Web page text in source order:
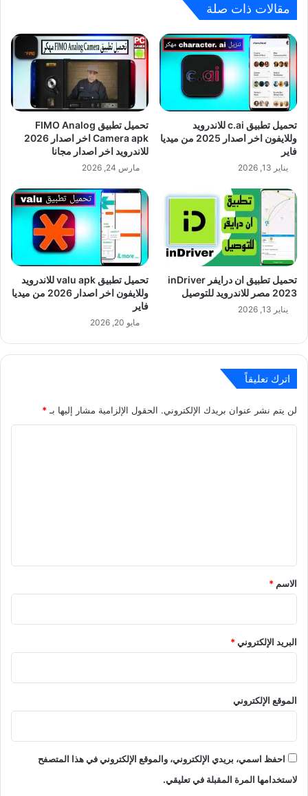
مقالات ذات صلة
تحميل تطبيق c.ai للاندرويد
وللايفون اخر اصدار 2025 من ميديا
فاير
يناير 13, 2026
تحميل تطبيق FIMO Analog
Camera apk اخر اصدار 2026
للاندرويد اخر اصدار مجانا
مارس 24, 2026
2023 مصر للاندرويد للتوصيل
يناير 13, 2026
تحميل تطبيق valu apk للاندرويد
وللايفون اخر اصدار 2026 من ميديا
فاير
مايو 20, 2026
اترك تعليقاً
لن يتم نشر عنوان بريدك الإلكتروني. الحقول الإلزامية مشار إليها بـ *
*
الاسم *
البريد الإلكتروني*
الموقع الإلكتروني
احفظ اسمي، بريدي الإلكتروني، والموقع الإلكتروني في هذا المتصفح
لاستخدامها المرة المقبلة في تعليقي.